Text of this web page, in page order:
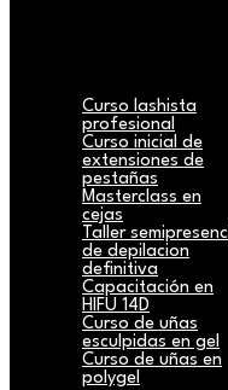
Curso lashista
profesional
Curso inicial de
extensiones de
pestañas
Masterclass en
cejas
Taller
de depilacion
definitiva
Capacitación en
HIFU 14D
Curso de uñas
esculpidas en gel
Curso de uñas en
polygel